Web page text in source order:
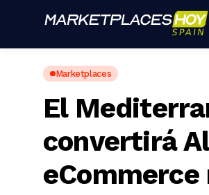
Marketplaces
El
convertirá